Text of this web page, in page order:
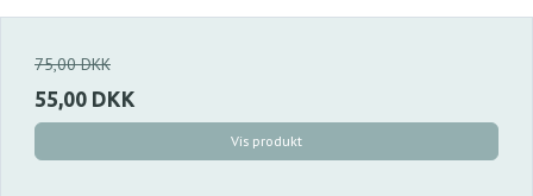
75,00 DKK
55,00 DKK
Vis produkt